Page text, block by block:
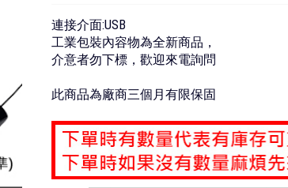
連接介面:USB
工業包裝內容物為全新商品，
介意者勿下標，歡迎來電詢問
此商品為廠商三個月有限保固